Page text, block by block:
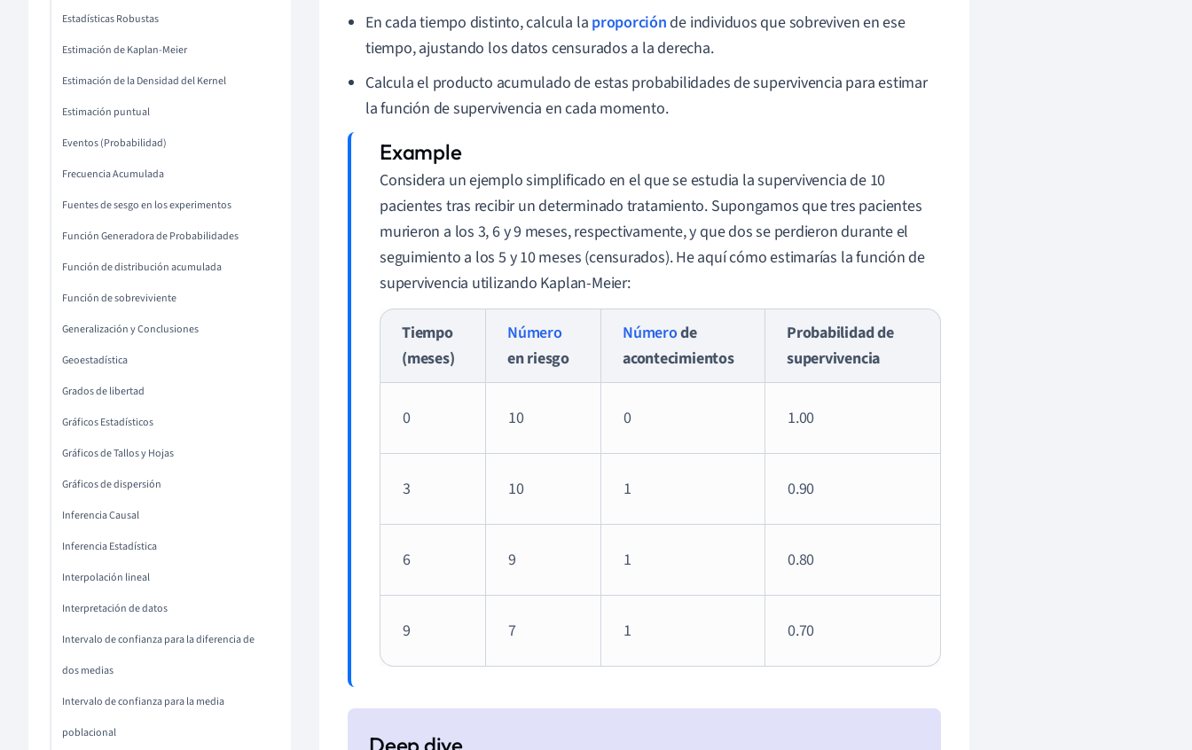
Estadísticas Robustas
Estimación de Kaplan-Meier
Estimación de la Densidad del Kernel
Estimación puntual
Eventos (Probabilidad)
Frecuencia Acumulada
Fuentes de sesgo en los experimentos
Función Generadora de Probabilidades
Función de distribución acumulada
Función de sobreviviente
Generalización y Conclusiones
Geoestadística
Grados de libertad
Gráficos Estadísticos
Gráficos de Tallos y Hojas
Gráficos de dispersión
Inferencia Causal
Inferencia Estadística
Interpolación lineal
Interpretación de datos
Intervalo de confianza para la diferencia de
dos medias
Intervalo de confianza para la media
poblacional
En cada tiempo distinto, calcula la proporciónde individuos que sobreviven en ese
tiempo, ajustando los datos censurados a la derecha.
Calcula el producto acumulado de estas probabilidades de supervivencia para estimar
la función de supervivencia en cada momento.
Considera un ejemplo simplificado en el que se estudia la supervivencia de 10
pacientes tras recibir un determinado tratamiento. Supongamos que tres pacientes
murieron a los 3, 6 y 9 meses, respectivamente, y que dos se perdieron durante el
seguimiento a los 5 y 10 meses (censurados). He aquí cómo estimarías la función de
supervivencia utilizando Kaplan-Meier:
Tiempo
(meses)
Número
en riesgo
Númerode
acontecimientos
Probabilidad de
supervivencia
0 10 0 1.00
3 10 1 0.90
6 9 1 0.80
9 7 1 0.70